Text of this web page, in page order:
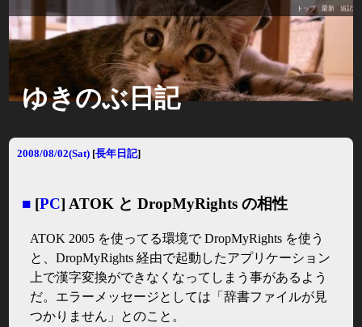
トップ 最新 追記
ゆきのぶ日記
2008/08/02(Sat) [長年日記]
■ [PC] ATOK と DropMyRights の相性
ATOK 2005 を使ってる環境で DropMyRights を使う
と、DropMyRights 経由で起動したアプリケーション
上で漢字変換ができなくなってしまう事があるよう
だ。エラーメッセージとしては「辞書ファイルが見
つかりません」とのこと。